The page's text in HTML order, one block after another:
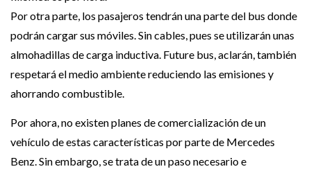
Por otra parte, los pasajeros tendrán una parte del bus donde
podrán cargar sus móviles. Sin cables, pues se utilizarán unas
almohadillas de carga inductiva. Future bus, aclarán, también
respetará el medio ambiente reduciendo las emisiones y
ahorrando combustible.
Por ahora, no existen planes de comercialización de un
vehículo de estas características por parte de Mercedes
Benz. Sin embargo, se trata de un paso necesario e